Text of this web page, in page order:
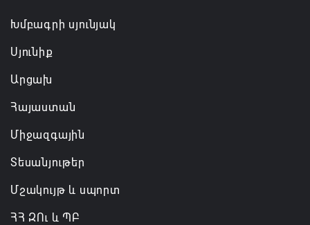
Խմբագրի սյունյակ
Սյունիք
Արցախ
Հայաստան
Միջազգային
Տեսանյութեր
Մշակույթ և սպորտ
ՀՀ ԶՈւ և ՊԲ